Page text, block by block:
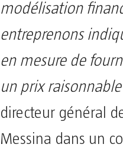
modélisation
entreprenons
en mesure de
un prix
directeur général
Messina dans un